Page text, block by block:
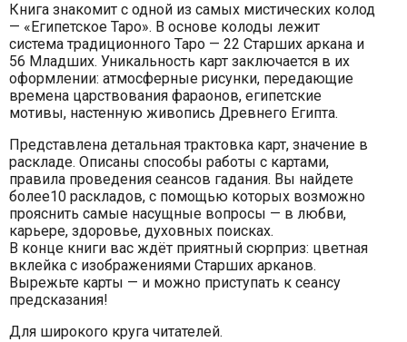
Книга знакомит с одной из самых мистических колод
— «Египетское Таро». В основе колоды лежит
система традиционного Таро — 22 Старших аркана и
56 Младших. Уникальность карт заключается в их
оформлении: атмосферные рисунки, передающие
времена царствования фараонов, египетские
мотивы, настенную живопись Древнего Египта.
Представлена детальная трактовка карт, значение в
раскладе. Описаны способы работы с картами,
правила проведения сеансов гадания. Вы найдете
более10 раскладов, с помощью которых возможно
прояснить самые насущные вопросы — в любви,
карьере, здоровье, духовных поисках.
В конце книги вас ждёт приятный сюрприз: цветная
вклейка с изображениями Старших арканов.
Вырежьте карты — и можно приступать к сеансу
предсказания!
Для широкого круга читателей.